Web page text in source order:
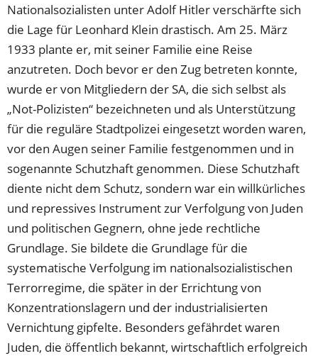
Nationalsozialisten unter Adolf Hitler verschärfte sich
die Lage für Leonhard Klein drastisch. Am 25. März
1933 plante er, mit seiner Familie eine Reise
anzutreten. Doch bevor er den Zug betreten konnte,
wurde er von Mitgliedern der SA, die sich selbst als
„Not-Polizisten“ bezeichneten und als Unterstützung
für die reguläre Stadtpolizei eingesetzt worden waren,
vor den Augen seiner Familie festgenommen und in
sogenannte Schutzhaft genommen. Diese Schutzhaft
diente nicht dem Schutz, sondern war ein willkürliches
und repressives Instrument zur Verfolgung von Juden
und politischen Gegnern, ohne jede rechtliche
Grundlage. Sie bildete die Grundlage für die
systematische Verfolgung im nationalsozialistischen
Terrorregime, die später in der Errichtung von
Konzentrationslagern und der industrialisierten
Vernichtung gipfelte. Besonders gefährdet waren
Juden, die öffentlich bekannt, wirtschaftlich erfolgreich